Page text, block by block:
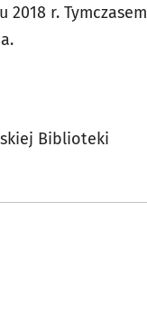
r. Tymczasem
Biblioteki